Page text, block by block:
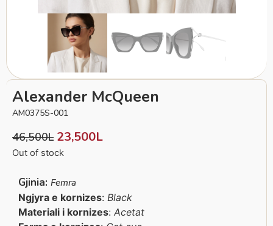
Alexander McQueen
AM0375S-001
46,500L 23,500L
Out of stock
Gjinia: Femra
Ngjyra e kornizes: Black
Materiali i kornizes: Acetat